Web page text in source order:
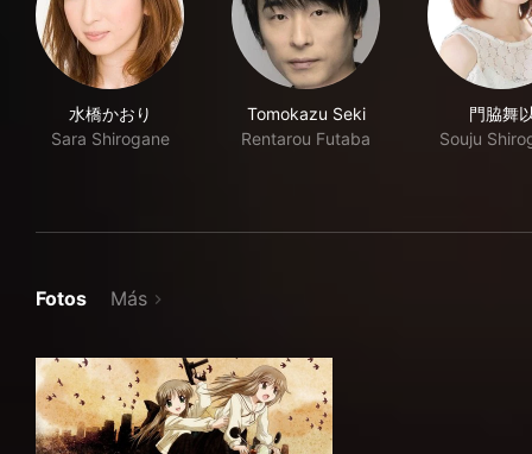
水橋かおり
Sara Shirogane
Tomokazu Seki
Rentarou Futaba
門脇舞
Souju
Fotos Más